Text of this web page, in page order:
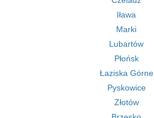
Iława
Marki
Lubartów
Płońsk
Łaziska Górne
Pyskowice
Złotów